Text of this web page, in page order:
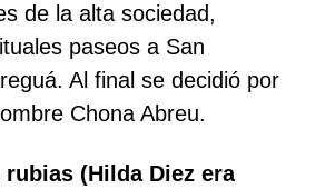
de la alta sociedad,
paseos a San
Al final se decidió por
Chona Abreu.
(Hilda Diez era